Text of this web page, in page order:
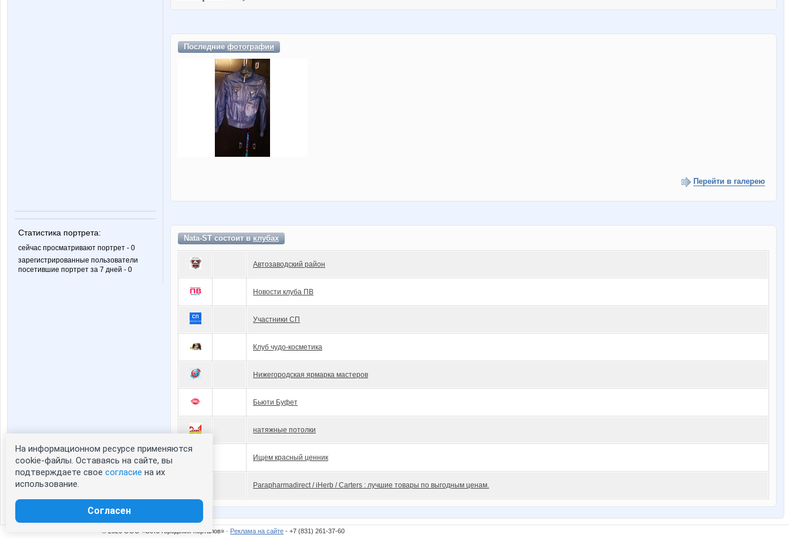
Статистика портрета:
сейчас просматривают портрет - 0
зарегистрированные пользователи
посетившие портрет за 7 дней - 0
Последниефотографии
Перейти в галерею
Nata-ST состоит вклубах
Автозаводский район
Новости клуба ПВ
Участники СП
Клуб чудо-косметика
Нижегородская ярмарка мастеров
Бьюти Буфет
натяжные потолки
Ищем красный ценник
Parapharmadirect / iHerb / Carters : лучшие товары по выгодным ценам.
© 2026 ООО «Сеть городских порталов» · Реклама на сайте - +7 (831) 261-37-60
На информационном ресурсе применяются
cookie-файлы. Оставаясь на сайте, вы
подтверждаете свое согласие на их
использование.
Согласен